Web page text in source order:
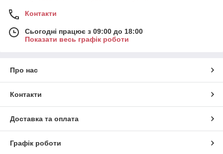
Контакти
Сьогодні працює з 09:00 до 18:00
Показати весь графік роботи
Про нас
Контакти
Доставка та оплата
Графік роботи